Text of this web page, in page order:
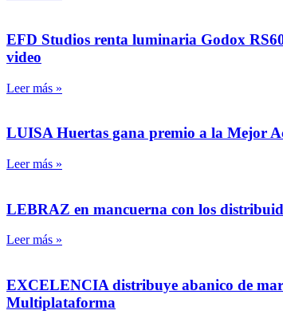
EFD Studios renta luminaria Godox
video
Leer más »
LUISA Huertas gana premio a la Mejor
Leer más »
LEBRAZ en mancuerna con los
Leer más »
EXCELENCIA distribuye abanico de
Multiplataforma